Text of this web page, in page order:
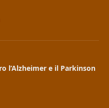
l’Alzheimer e il Parkinson